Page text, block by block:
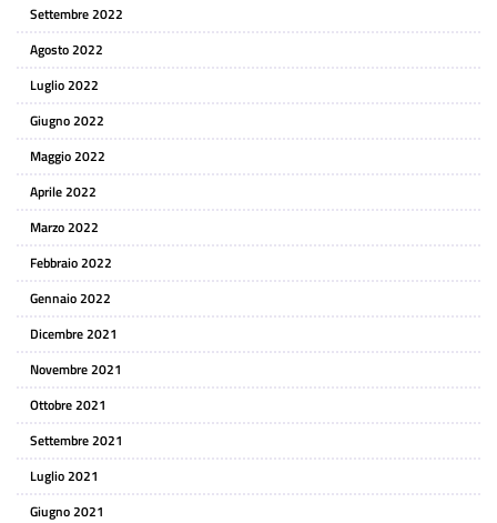
Settembre 2022
Agosto 2022
Luglio 2022
Giugno 2022
Maggio 2022
Aprile 2022
Marzo 2022
Febbraio 2022
Gennaio 2022
Dicembre 2021
Novembre 2021
Ottobre 2021
Settembre 2021
Luglio 2021
Giugno 2021